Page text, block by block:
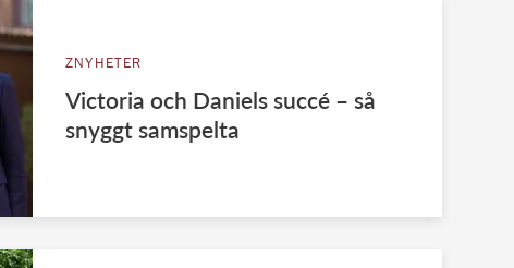
ZNYHETER
Victoria och Daniels succé – så
snyggt samspelta